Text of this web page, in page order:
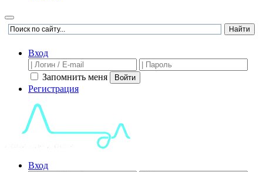
Вход
Запомнить меня Войти
Регистрация
Вход